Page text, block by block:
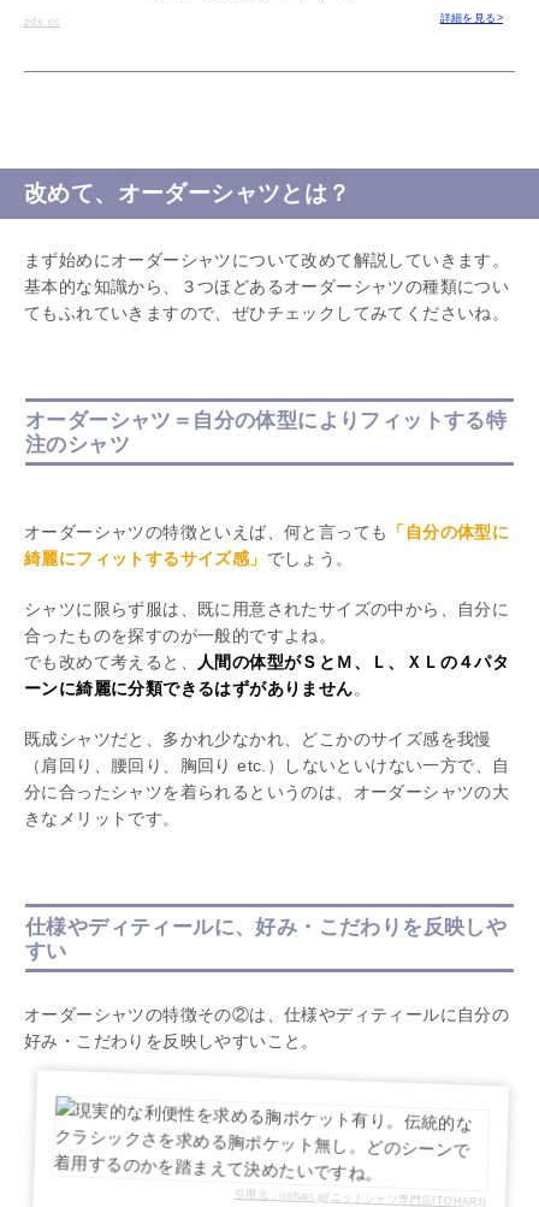
zds.cc 詳細を見る>
改めて、オーダーシャツとは？
まず始めにオーダーシャツについて改めて解説していきます。
基本的な知識から、３つほどあるオーダーシャツの種類につい
てもふれていきますので、ぜひチェックしてみてくださいね。
オーダーシャツ＝自分の体型によりフィットする特
注のシャツ
オーダーシャツの特徴といえば、何と言っても
「自分の体型に
綺麗にフィットするサイズ感」 でしょう。
シャツに限らず服は、既に用意されたサイズの中から、自分に
合ったものを探すのが一般的ですよね。
でも改めて考えると、
人間の体型がＳとＭ、Ｌ、ＸＬの４パタ
ーンに綺麗に分類できるはずがありません。
既成シャツだと、多かれ少なかれ、どこかのサイズ感を我慢
（肩回り、腰回り、胸回り etc.）しないといけない一方で、自
分に合ったシャツを着られるというのは、オーダーシャツの大
きなメリットです。
仕様やディティールに、好み・こだわりを反映しや
すい
オーダーシャツの特徴その②は、仕様やディティールに自分の
好み・こだわりを反映しやすいこと。
引用元：itohari.jp(ニットシャツ専門店ITOHARI)